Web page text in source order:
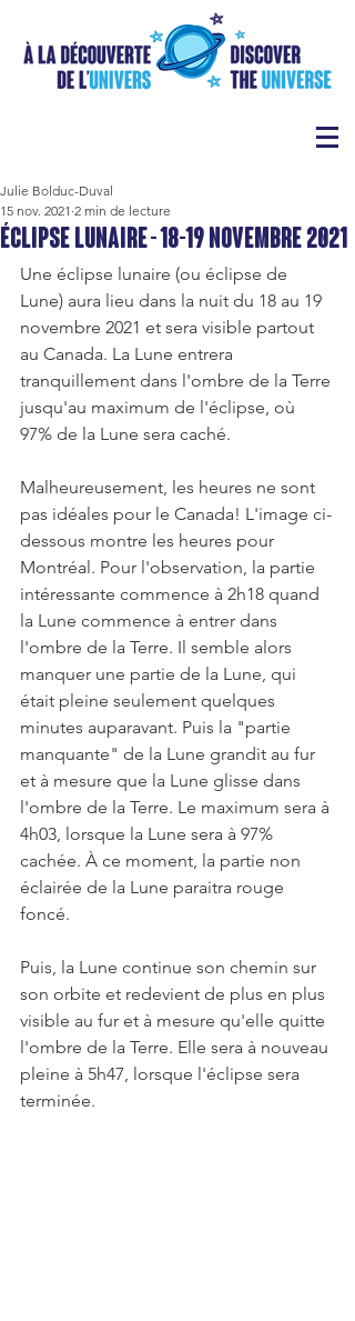
Éclipse lunaire - 18-19 novembre 2021
Julie Bolduc-Duval
15 nov. 2021 2 min de lecture
Une éclipse lunaire (ou éclipse de
Lune) aura lieu dans la nuit du 18 au 19
novembre 2021 et sera visible partout
au Canada. La Lune entrera
tranquillement dans l'ombre de la Terre
jusqu'au maximum de l'éclipse, où
97% de la Lune sera caché.
Malheureusement, les heures ne sont
pas idéales pour le Canada! L'image ci-
dessous montre les heures pour
Montréal. Pour l'observation, la partie
intéressante commence à 2h18 quand
la Lune commence à entrer dans
l'ombre de la Terre. Il semble alors
manquer une partie de la Lune, qui
était pleine seulement quelques
minutes auparavant. Puis la "partie
manquante" de la Lune grandit au fur
et à mesure que la Lune glisse dans
l'ombre de la Terre. Le maximum sera à
4h03, lorsque la Lune sera à 97%
cachée. À ce moment, la partie non
éclairée de la Lune paraitra rouge
foncé.
Puis, la Lune continue son chemin sur
son orbite et redevient de plus en plus
visible au fur et à mesure qu'elle quitte
l'ombre de la Terre. Elle sera à nouveau
pleine à 5h47, lorsque l'éclipse sera
terminée.